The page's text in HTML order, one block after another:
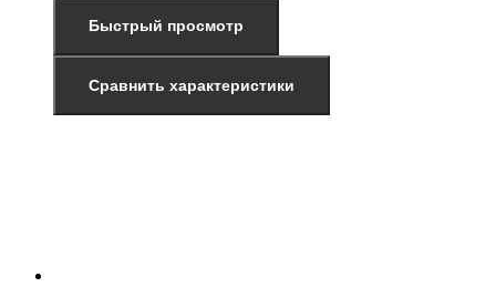
Быстрый просмотр
Сравнить характеристики